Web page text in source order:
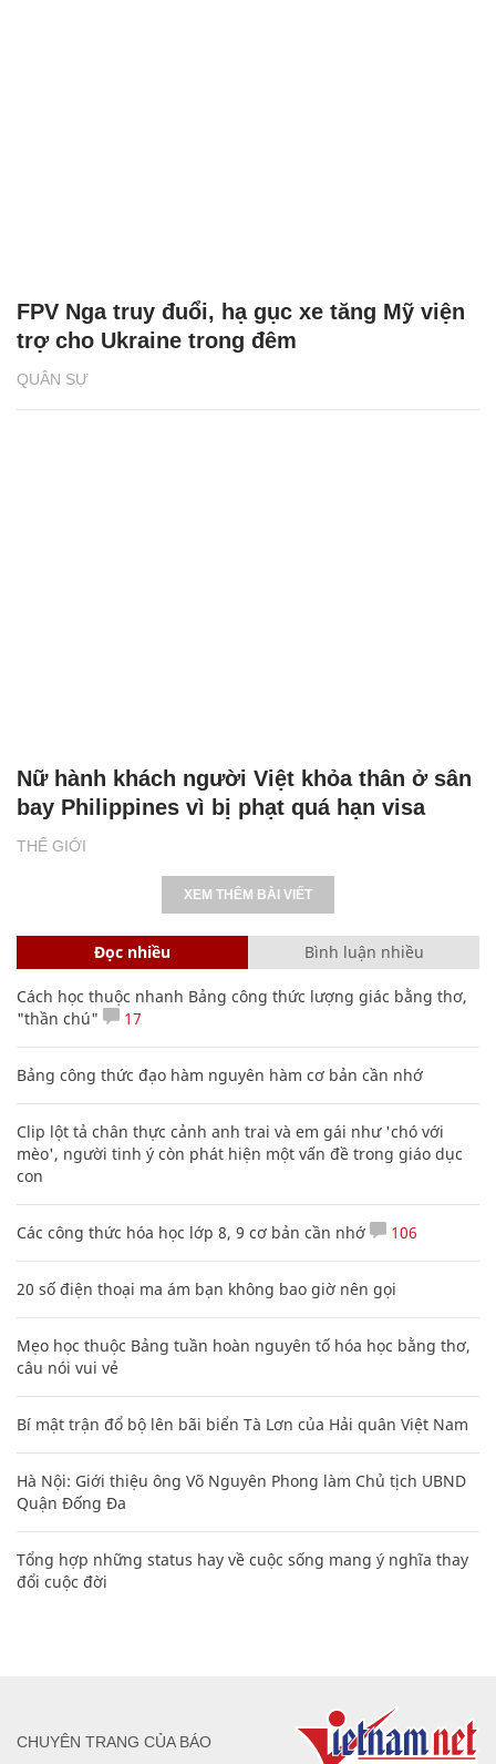
QUÂN SỰ
FPV Nga truy đuổi, hạ gục xe tăng Mỹ viện
trợ cho Ukraine trong đêm
THẾ GIỚI
Nữ hành khách người Việt khỏa thân ở sân
bay Philippines vì bị phạt quá hạn visa
XEM THÊM BÀI VIẾT
Đọc nhiều Bình luận nhiều
Cách học thuộc nhanh Bảng công thức lượng giác bằng thơ,
"thần chú"
17
Bảng công thức đạo hàm nguyên hàm cơ bản cần nhớ
Clip lột tả chân thực cảnh anh trai và em gái như 'chó với
mèo', người tinh ý còn phát hiện một vấn đề trong giáo dục
con
Các công thức hóa học lớp 8, 9 cơ bản cần nhớ 106
20 số điện thoại ma ám bạn không bao giờ nên gọi
Mẹo học thuộc Bảng tuần hoàn nguyên tố hóa học bằng thơ,
câu nói vui vẻ
Bí mật trận đổ bộ lên bãi biển Tà Lơn của Hải quân Việt Nam
Hà Nội: Giới thiệu ông Võ Nguyên Phong làm Chủ tịch UBND
Quận Đống Đa
Tổng hợp những status hay về cuộc sống mang ý nghĩa thay
đổi cuộc đời
CHUYÊN TRANG CỦA BÁO